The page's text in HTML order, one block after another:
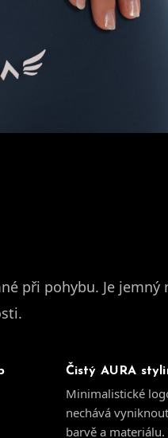
při pohybu. Je jemný
Čistý AURA
Minimalistické
nechává
barvě a materiálu.